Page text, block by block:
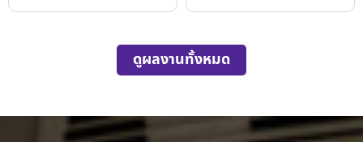
ดูผลงานทั้งหมด